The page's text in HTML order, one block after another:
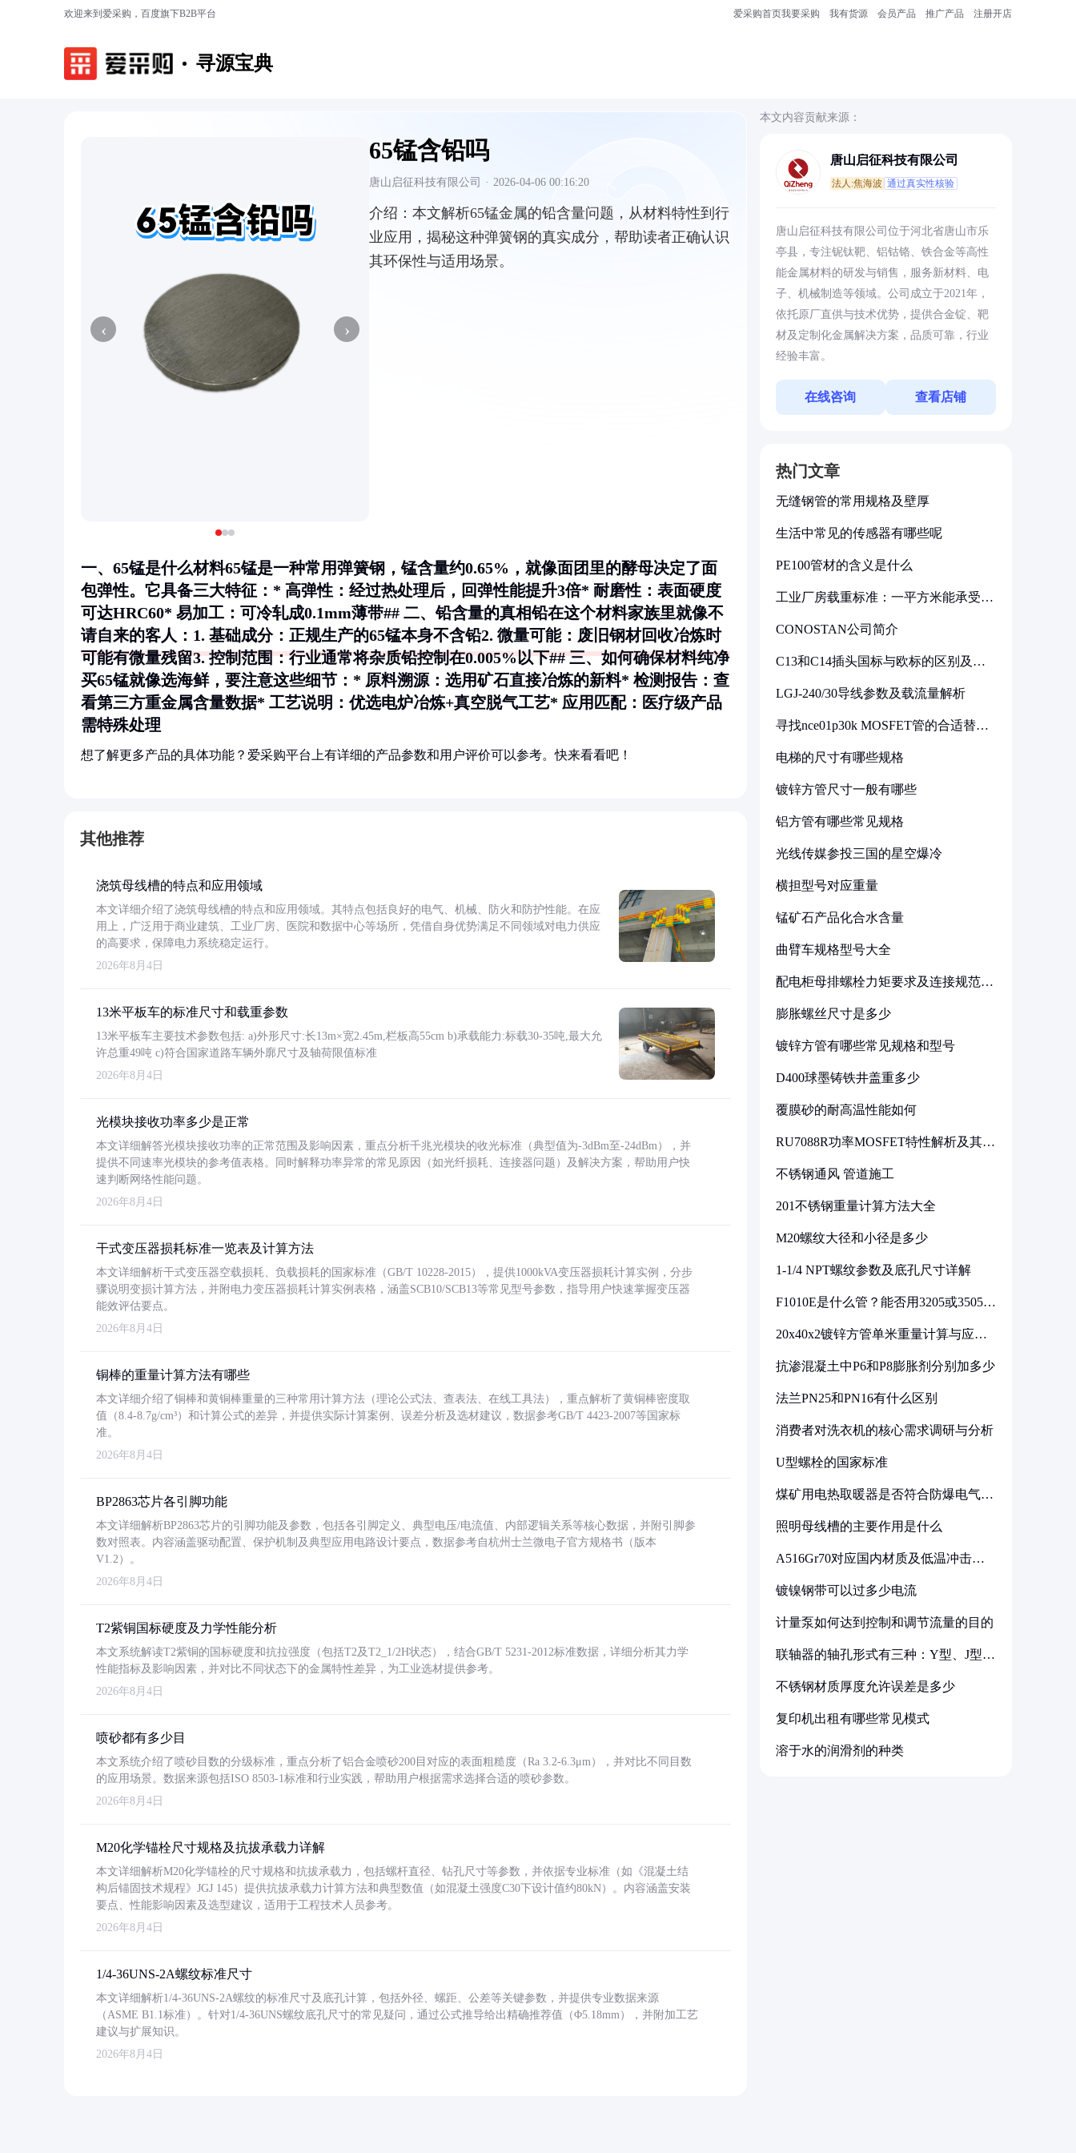
欢迎来到爱采购，百度旗下B2B平台 爱采购首页我要采购 我有货源 会员产品 推广产品 注册开店
寻源宝典
‹ ›
65锰含铅吗
唐山启征科技有限公司 · 2026-04-06 00:16:20
介绍： 本文解析65锰金属的铅含量问题，从材料特性到行
业应用，揭秘这种弹簧钢的真实成分，帮助读者正确认识
其环保性与适用场景。
一、65锰是什么材料65锰是一种常用弹簧钢，锰含量约0.65%，就像面团里的酵母决定了面
包弹性。它具备三大特征：* 高弹性 ：经过热处理后，回弹性能提升3倍* 耐磨性 ：表面硬度
可达HRC60* 易加工 ：可冷轧成0.1mm薄带## 二、铅含量的真相铅在这个材料家族里就像不
请自来的客人：1. 基础成分：正规生产的65锰本身不含铅2. 微量可能：废旧钢材回收冶炼时
可能有微量残留3.控制范围：行业通常将杂质铅控制在0.005%以下## 三、如何确保材料纯净
买65锰就像选海鲜，要注意这些细节：* 原料溯源 ：选用矿石直接冶炼的新料* 检测报告 ：查
看第三方重金属含量数据* 工艺说明 ：优选电炉冶炼+真空脱气工艺* 应用匹配：医疗级产品
需特殊处理
想了解更多产品的具体功能？爱采购平台上有详细的产品参数和用户评价可以参考。快来看看吧！
其他推荐
浇筑母线槽的特点和应用领域
本文详细介绍了浇筑母线槽的特点和应用领域。其特点包括良好的电气、机械、防火和防护性能。在应
用上，广泛用于商业建筑、工业厂房、医院和数据中心等场所，凭借自身优势满足不同领域对电力供应
的高要求，保障电力系统稳定运行。
2026年8月4日
13米平板车的标准尺寸和载重参数
13米平板车主要技术参数包括: a)外形尺寸:长13m×宽2.45m,栏板高55cm b)承载能力:标载30-35吨,最大允
许总重49吨 c)符合国家道路车辆外廓尺寸及轴荷限值标准
2026年8月4日
光模块接收功率多少是正常
本文详细解答光模块接收功率的正常范围及影响因素，重点分析千兆光模块的收光标准（典型值为-3dBm至-24dBm），并
提供不同速率光模块的参考值表格。同时解释功率异常的常见原因（如光纤损耗、连接器问题）及解决方案，帮助用户快
速判断网络性能问题。
2026年8月4日
干式变压器损耗标准一览表及计算方法
本文详细解析干式变压器空载损耗、负载损耗的国家标准（GB/T 10228-2015），提供1000kVA变压器损耗计算实例，分步
骤说明变损计算方法，并附电力变压器损耗计算实例表格，涵盖SCB10/SCB13等常见型号参数，指导用户快速掌握变压器
能效评估要点。
2026年8月4日
铜棒的重量计算方法有哪些
本文详细介绍了铜棒和黄铜棒重量的三种常用计算方法（理论公式法、查表法、在线工具法），重点解析了黄铜棒密度取
值（8.4-8.7g/cm³）和计算公式的差异，并提供实际计算案例、误差分析及选材建议，数据参考GB/T 4423-2007等国家标
准。
2026年8月4日
BP2863芯片各引脚功能
本文详细解析BP2863芯片的引脚功能及参数，包括各引脚定义、典型电压/电流值、内部逻辑关系等核心数据，并附引脚参
数对照表。内容涵盖驱动配置、保护机制及典型应用电路设计要点，数据参考自杭州士兰微电子官方规格书（版本
V1.2）。
2026年8月4日
T2紫铜国标硬度及力学性能分析
本文系统解读T2紫铜的国标硬度和抗拉强度（包括T2及T2_1/2H状态），结合GB/T 5231-2012标准数据，详细分析其力学
性能指标及影响因素，并对比不同状态下的金属特性差异，为工业选材提供参考。
2026年8月4日
喷砂都有多少目
本文系统介绍了喷砂目数的分级标准，重点分析了铝合金喷砂200目对应的表面粗糙度（Ra 3.2-6.3μm），并对比不同目数
的应用场景。数据来源包括ISO 8503-1标准和行业实践，帮助用户根据需求选择合适的喷砂参数。
2026年8月4日
M20化学锚栓尺寸规格及抗拔承载力详解
本文详细解析M20化学锚栓的尺寸规格和抗拔承载力，包括螺杆直径、钻孔尺寸等参数，并依据专业标准（如《混凝土结
构后锚固技术规程》JGJ 145）提供抗拔承载力计算方法和典型数值（如混凝土强度C30下设计值约80kN）。内容涵盖安装
要点、性能影响因素及选型建议，适用于工程技术人员参考。
2026年8月4日
1/4-36UNS-2A螺纹标准尺寸
本文详细解析1/4-36UNS-2A螺纹的标准尺寸及底孔计算，包括外径、螺距、公差等关键参数，并提供专业数据来源
（ASME B1.1标准）。针对1/4-36UNS螺纹底孔尺寸的常见疑问，通过公式推导给出精确推荐值（Φ5.18mm），并附加工艺
建议与扩展知识。
2026年8月4日
本文内容贡献来源：
唐山启征科技有限公司
法人:焦海波 通过真实性核验
唐山启征科技有限公司位于河北省唐山市乐
亭县，专注铌钛靶、铝钴铬、铁合金等高性
能金属材料的研发与销售，服务新材料、电
子、机械制造等领域。公司成立于2021年，
依托原厂直供与技术优势，提供合金锭、靶
材及定制化金属解决方案，品质可靠，行业
经验丰富。
在线咨询 查看店铺
热门文章
无缝钢管的常用规格及壁厚
生活中常见的传感器有哪些呢
PE100管材的含义是什么
工业厂房载重标准：一平方米能承受多
CONOSTAN公司简介
C13和C14插头国标与欧标的区别及其
LGJ-240/30导线参数及载流量解析
寻找nce01p30k MOSFET管的合适替代
电梯的尺寸有哪些规格
镀锌方管尺寸一般有哪些
铝方管有哪些常见规格
光线传媒参投三国的星空爆冷
横担型号对应重量
锰矿石产品化合水含量
曲臂车规格型号大全
配电柜母排螺栓力矩要求及连接规范详
膨胀螺丝尺寸是多少
镀锌方管有哪些常见规格和型号
D400球墨铸铁井盖重多少
覆膜砂的耐高温性能如何
RU7088R功率MOSFET特性解析及其在
不锈钢通风 管道施工
201不锈钢重量计算方法大全
M20螺纹大径和小径是多少
1-1/4 NPT螺纹参数及底孔尺寸详解
F1010E是什么管？能否用3205或3505代
20x40x2镀锌方管单米重量计算与应用
抗渗混凝土中P6和P8膨胀剂分别加多少
法兰PN25和PN16有什么区别
消费者对洗衣机的核心需求调研与分析
U型螺栓的国家标准
煤矿用电热取暖器是否符合防爆电气设
照明母线槽的主要作用是什么
A516Gr70对应国内材质及低温冲击要
镀镍钢带可以过多少电流
计量泵如何达到控制和调节流量的目的
联轴器的轴孔形式有三种：Y型、J型、
不锈钢材质厚度允许误差是多少
复印机出租有哪些常见模式
溶于水的润滑剂的种类